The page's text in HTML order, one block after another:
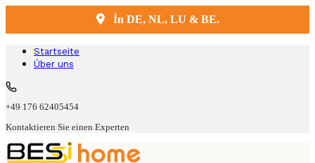
Kostenlose Lieferung und Montage
İn DE, NL, LU & BE.
Startseite
Über uns
+49 176 62405454
Kontaktieren Sie einen Experten